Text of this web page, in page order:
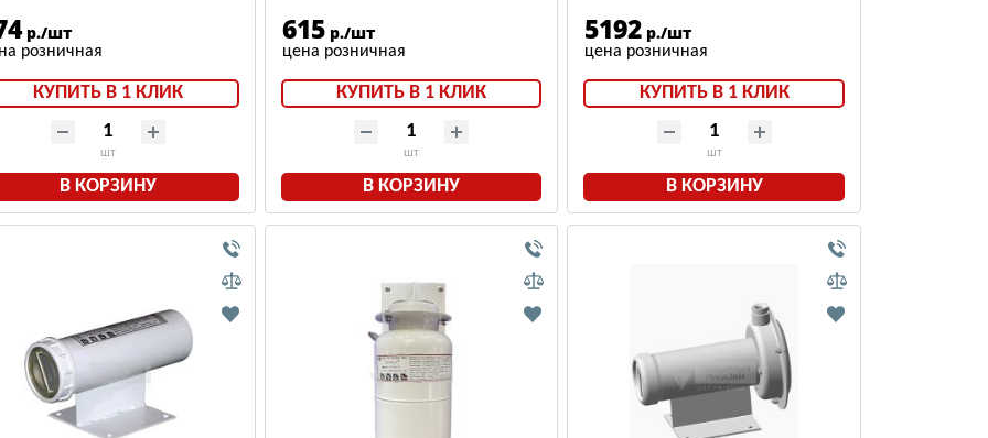
р./шт
КУПИТЬ В 1 КЛИК
шт
В КОРЗИНУ
615 р./шт
КУПИТЬ В 1 КЛИК
шт
В КОРЗИНУ
5192 р./шт
КУПИТЬ В 1 КЛИК
шт
В КОРЗИНУ